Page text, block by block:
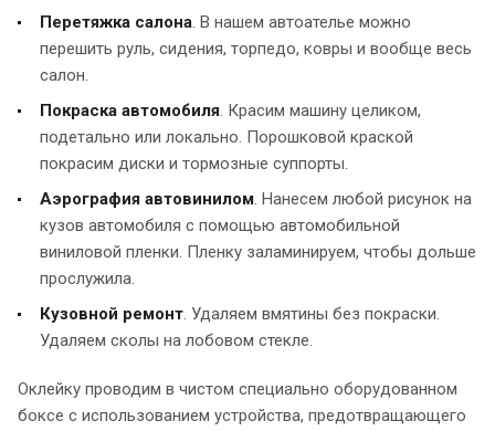
Перетяжка салона. В нашем автоателье можно
перешить руль, сидения, торпедо, ковры и вообще весь
салон.
Покраска автомобиля. Красим машину целиком,
подетально или локально. Порошковой краской
покрасим диски и тормозные суппорты.
Аэрография автовинилом. Нанесем любой рисунок на
кузов автомобиля с помощью автомобильной
виниловой пленки. Пленку заламинируем, чтобы дольше
прослужила.
Кузовной ремонт. Удаляем вмятины без покраски.
Удаляем сколы на лобовом стекле.
Оклейку проводим в чистом специально оборудованном
боксе с использованием устройства, предотвращающего